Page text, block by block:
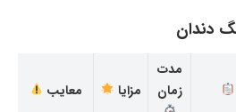
دندان
مدت
زمان
مزایا معایب